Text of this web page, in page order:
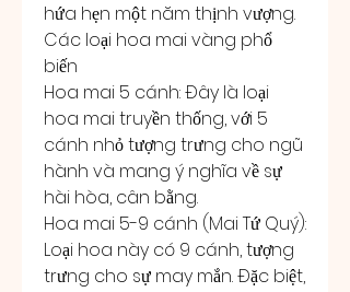
hứa hẹn một năm thịnh vượng.
Các loại hoa mai vàng phổ
biến
Hoa mai 5 cánh: Đây là loại
hoa mai truyền thống, với 5
cánh nhỏ tượng trưng cho ngũ
hành và mang ý nghĩa về sự
hài hòa, cân bằng.
Hoa mai 5-9 cánh (Mai Tứ Quý):
Loại hoa này có 9 cánh, tượng
trưng cho sự may mắn. Đặc biệt,